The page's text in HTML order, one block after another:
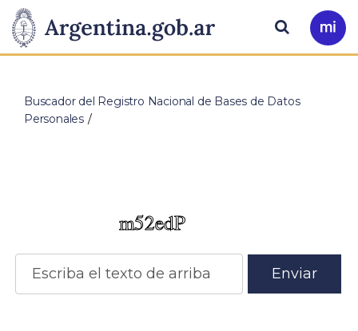
Presidencia
de
Pasar al contenido principal
Ir
a
Buscar
Buscador del Registro Nacional de Bases de Datos
Personales
Enviar